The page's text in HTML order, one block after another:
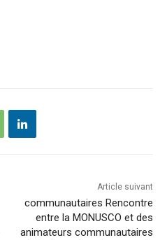
Article suivant
communautaires Rencontre
entre la MONUSCO et des
animateurs communautaires